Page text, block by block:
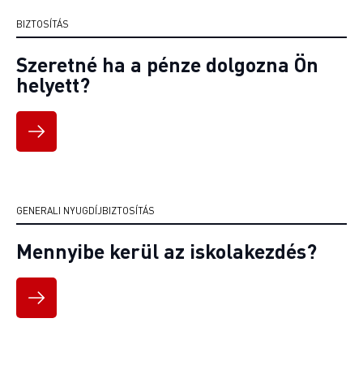
BIZTOSÍTÁS
Szeretné ha a pénze dolgozna Ön
helyett?
GENERALI NYUGDÍJBIZTOSÍTÁS
Mennyibe kerül az iskolakezdés?